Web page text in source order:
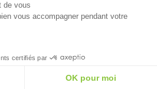
pour choisir une
pointure ?
de vous
vous accompagner pendant votre
certifiés par
OK pour moi